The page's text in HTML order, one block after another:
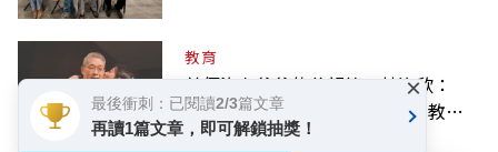
教育
首個沒有爸爸的父親節，林逸欣：
「我很幸福」——從富養看見的教養
課
最後衝刺：已閱讀2/3篇文章
再讀1篇文章，即可解鎖抽獎！
×